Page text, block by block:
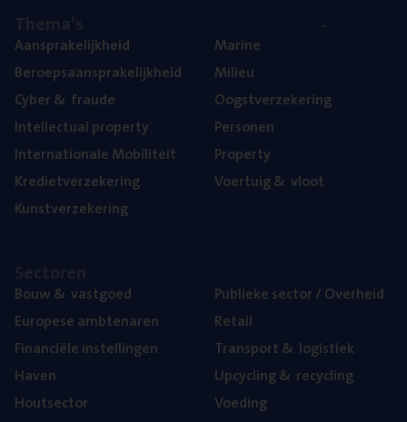
Aan­spra­ke­lijk­heid
Beroeps­aan­spra­ke­lijk­heid
Cyber& fraude
Intel­lec­tu­al property
Inter­na­ti­o­na­le Mobiliteit
Kre­diet­ver­ze­ke­ring
Kunst­ver­ze­ke­ring
Mari­ne
Mili­eu
Oogst­ver­ze­ke­ring
Per­so­nen
Pro­per­ty
Voer­tuig& vloot
Bouw& vastgoed
Euro­pe­se ambtenaren
Finan­ci­ë­le instellingen
Haven
Hout­sec­tor
Publie­ke sec­tor / Overheid
Retail
Trans­port& logistiek
Upcy­cling& recycling
Voe­ding